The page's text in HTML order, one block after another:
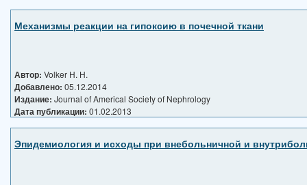
Механизмы реакции на гипоксию в почечной ткани
Автор: Volker H. H.
Добавлено: 05.12.2014
Издание: Journal of Americal Society of Nephrology
Дата публикации: 01.02.2013
Эпидемиология и исходы при внебольничной и